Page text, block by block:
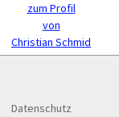
zum Profil
von
Christian Schmid
Datenschutz